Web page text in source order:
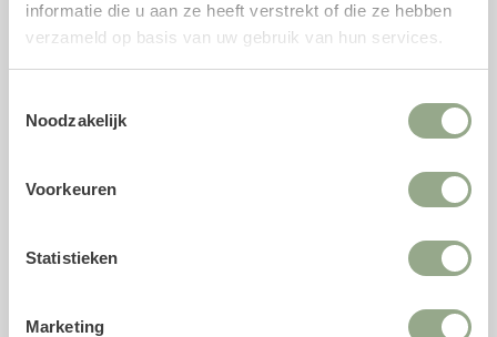
informatie die u aan ze heeft verstrekt of die ze hebben
verzameld op basis van uw gebruik van hun services.
Noodzakelijk
Voorkeuren
Statistieken
Marketing
passen in zowel moderne als landelijke interieurs. Dankzij
hun formaat en uitstraling creëren ze eenvoudig een
groene blikvanger in huis.
Kunstplanten voor de badkamer
geen last hebben van vocht of gebrek aan daglicht.
Tradescantiazijn
populaire keuzes door hun compacte formaat en
natuurlijke uitstraling. Zo zijn hangplanten goed te
een speels en sfeervol effect.